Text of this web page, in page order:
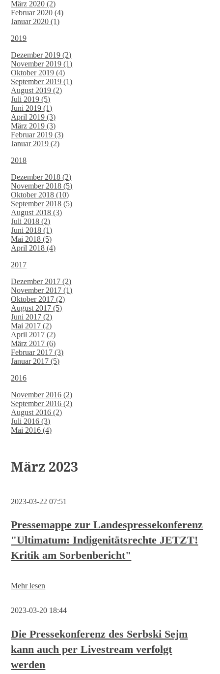
März 2020 (2)
Februar 2020 (4)
Januar 2020 (1)
2019
Dezember 2019 (2)
November 2019 (1)
Oktober 2019 (4)
September 2019 (1)
August 2019 (2)
Juli 2019 (5)
Juni 2019 (1)
April 2019 (3)
März 2019 (3)
Februar 2019 (3)
Januar 2019 (2)
2018
Dezember 2018 (2)
November 2018 (5)
Oktober 2018 (10)
September 2018 (5)
August 2018 (3)
Juli 2018 (2)
Juni 2018 (1)
Mai 2018 (5)
April 2018 (4)
2017
Dezember 2017 (2)
November 2017 (1)
Oktober 2017 (2)
August 2017 (5)
Juni 2017 (2)
Mai 2017 (2)
April 2017 (2)
März 2017 (6)
Februar 2017 (3)
Januar 2017 (5)
2016
November 2016 (2)
September 2016 (2)
August 2016 (2)
Juli 2016 (3)
Mai 2016 (4)
März 2023
2023-03-22 07:51
Pressemappe zur Landespressekonferenz
"Ultimatum: Indigenitätsrechte JETZT!
Kritik am Sorbenbericht"
Mehr lesen
"Ultimatum:
JETZT!
Kritik
am
Sorbenbericht"
2023-03-20 18:44
Die Pressekonferenz des Serbski Sejm
kann auch per Livestream verfolgt
werden